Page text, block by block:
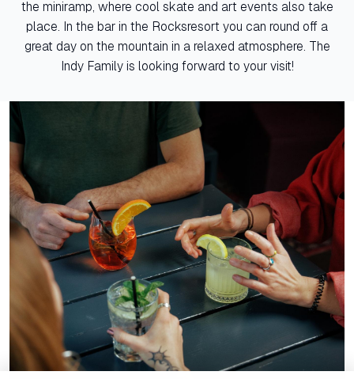
the miniramp, where cool skate and art events also take
place. In the bar in the Rocksresort you can round off a
great day on the mountain in a relaxed atmosphere. The
Indy Family is looking forward to your visit!